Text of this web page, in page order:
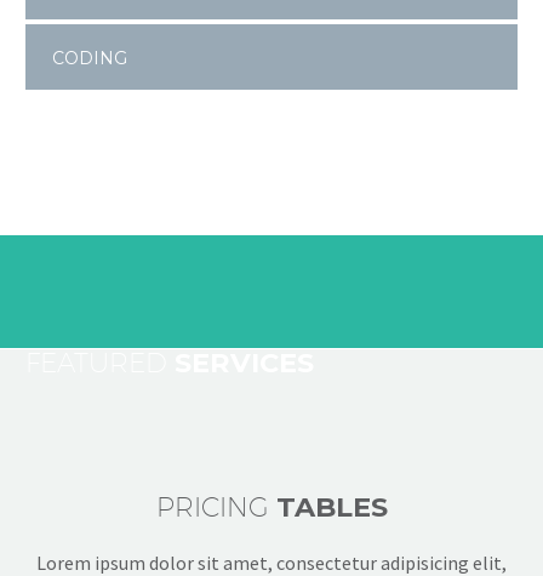
CODING
PRICING TABLES
Lorem ipsum dolor sit amet, consectetur adipisicing elit,